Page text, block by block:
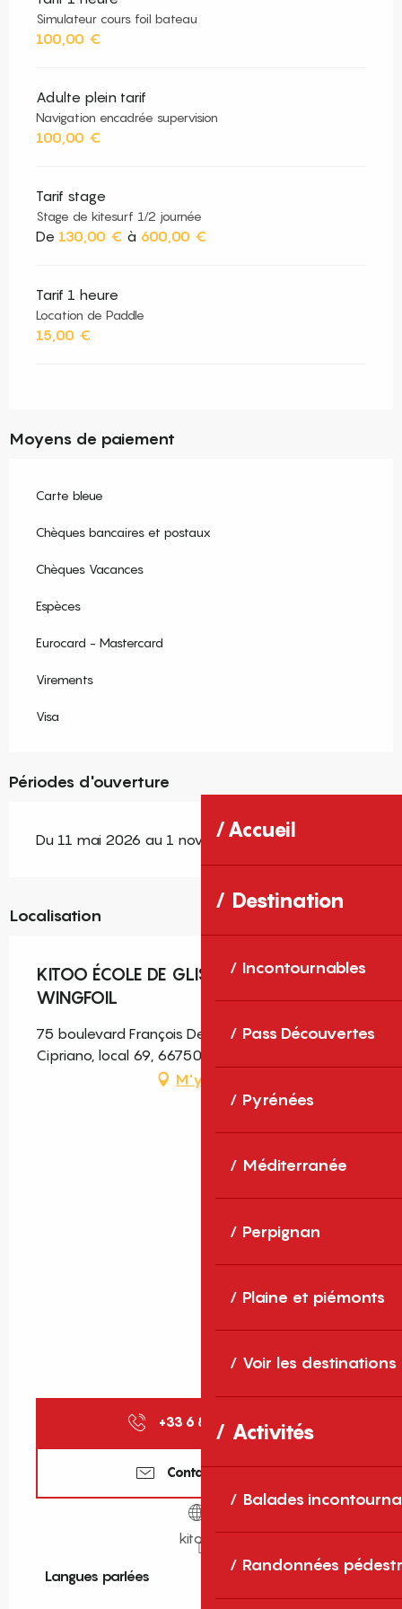
Accueil
Destination
Incontournables
Pass Découvertes
Pyrénées
Méditerranée
Perpignan
Plaine et piémonts
Voir les destinations
Activités
Balades
Randonnées
Simulateur cours foil bateau
100,00 €
Adulte plein tarif
Navigation encadrée supervision
100,00 €
Tarif stage
Stage de kitesurf 1/2 journée
De 130,00 € à 600,00 €
Tarif 1 heure
Location de Paddle
15,00 €
Moyens de paiement
Carte bleue
Chèques bancaires et postaux
Chèques Vacances
Espèces
Eurocard - Mastercard
Virements
Visa
Périodes d'ouverture
Du 11 mai 2026 au 1 novembre 2026
Localisation
KITOO ÉCOLE DE GLISSE KITE - PADDLE -
WINGFOIL
75 boulevard François Desnoyer Résidence Port
Cipriano, local 69, 66750 Saint-Cyprien
M'y rendre
+33 6 86 71 50 ▒▒
Contactez-nous
kitoo.fr
Langues parlées
Langues parlées